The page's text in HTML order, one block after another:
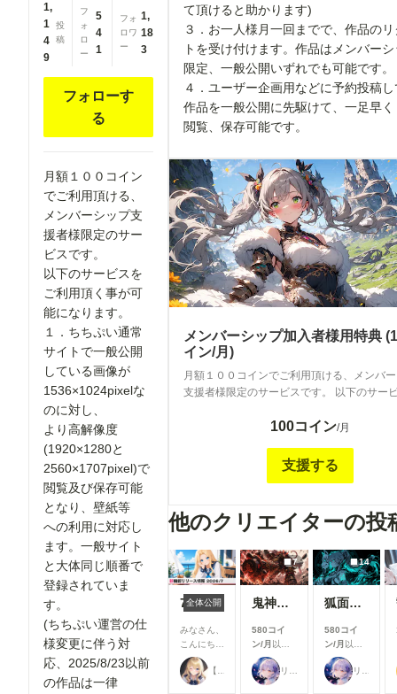
1,
1
4
9
投
稿
フ
ォ
ロ
ー
5
4
1
フォ
ロワ
ー
1,
18
3
フォローす
る
月額１００コイン
でご利用頂ける、
メンバーシップ支
援者様限定のサー
ビスです。
以下のサービスを
ご利用頂く事が可
能になります。
１．ちちぷい通常
サイトで一般公開
している画像が
1536×1024pixelな
のに対し、
より高解像度
(1920×1280と
2560×1707pixel)で
閲覧及び保存可能
となり、壁紙等
への利用に対応し
ます。一般サイト
と大体同じ順番で
登録されていま
す。
(ちちぷい運営の仕
様変更に伴う対
応、2025/8/23以前
の作品は一律
て頂けると助かります)
３．お一人様月一回までで、作品の
トを受け付けます。作品はメンバー
限定、一般公開いずれでも可能です
４．ユーザー企画用などに予約投稿
作品を一般公開に先駆けて、一足早く
閲覧、保存可能です。
メンバーシップ加入者様用特典
イン/月)
月額１００コインでご利用頂ける、メンバ
支援者様限定のサービスです。 以下のサー
で公開されている全画像(最大横1200pixel)
への利用等に対応します。2025年2/12以降
い 通常サイト公開と同時に投稿していきま
作品にコメントの形でリクエストをお願い
す。オリジナル画像は大体 3072×2480pixel
な方は、 その旨お書き添え下さい。過去の
が千枚を超える為、あまり多数の作品を一
されると対応が難しい場合もありますので
頂ければ助かります、 十数枚程度は大丈夫
２．メンバーシップ支援者様限定の画像を
がら一般～R-18までジャンルを 問わず、投
す。(オマケ程度に考えて頂けると助かります)
お一人様月一回までで、作品のリクエスト
100コイン/月
支援する
他のクリエイターの投
7月リリース新機能情報
全体公開
みなさん、
こんにち
は！🌟 今
回は、7月
に実施した
【公式】ちちぷいちゃん
7
鬼神装甲・震天の金棒
580コイ
ン/月 以上
支援すると
見ることが
できます
リンファ75
14
狐面の忍者ガール
580コイ
ン/月 以上
支援すると
見ることが
できます
リンファ75